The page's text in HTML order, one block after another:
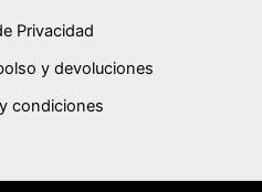
Privacidad
y devoluciones
condiciones